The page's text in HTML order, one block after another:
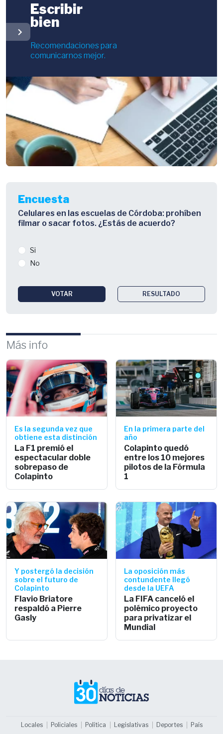
chevron_right
Escribir
bien
Recomendaciones para
comunicarnos mejor.
Encuesta
Celulares en las escuelas de Córdoba: prohíben
filmar o sacar fotos. ¿Estás de acuerdo?
Si
No
VOTAR RESULTADO
Más info
Es la segunda vez que
obtiene esta distinción
La F1 premió el
espectacular doble
sobrepaso de
Colapinto
En la primera parte del
año
Colapinto quedó
entre los 10 mejores
pilotos de la Fórmula
1
Y postergó la decisión
sobre el futuro de
Colapinto
Flavio Briatore
respaldó a Pierre
Gasly
La oposición más
contundente llegó
desde la UEFA
La FIFA canceló el
polémico proyecto
para privatizar el
Mundial
Locales Policiales Política Legislativas Deportes País